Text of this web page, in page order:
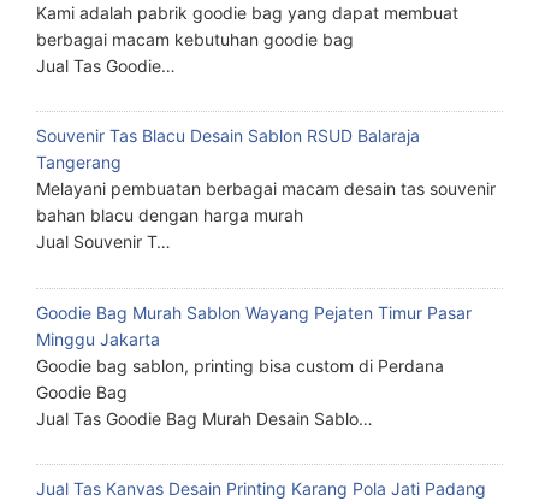
Kami adalah pabrik goodie bag yang dapat membuat
berbagai macam kebutuhan goodie bag
Jual Tas Goodie…
Souvenir Tas Blacu Desain Sablon RSUD Balaraja
Tangerang
Melayani pembuatan berbagai macam desain tas souvenir
bahan blacu dengan harga murah
Jual Souvenir T…
Goodie Bag Murah Sablon Wayang Pejaten Timur Pasar
Minggu Jakarta
Goodie bag sablon, printing bisa custom di Perdana
Goodie Bag
Jual Tas Goodie Bag Murah Desain Sablo…
Jual Tas Kanvas Desain Printing Karang Pola Jati Padang